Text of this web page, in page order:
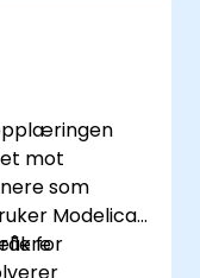
mot
som
Modelica-
for